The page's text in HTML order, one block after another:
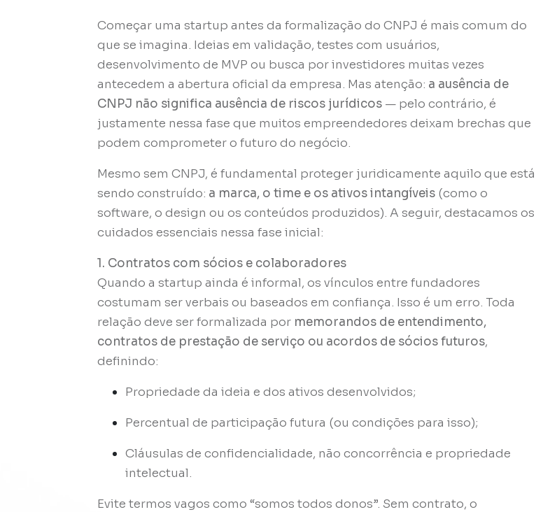
Começar uma startup antes da formalização do CNPJ é mais comum do
que se imagina. Ideias em validação, testes com usuários,
desenvolvimento de MVP ou busca por investidores muitas vezes
antecedem a abertura oficial da empresa. Mas atenção: a ausência de
CNPJ não significa ausência de riscos jurídicos — pelo contrário, é
justamente nessa fase que muitos empreendedores deixam brechas que
podem comprometer o futuro do negócio.
Mesmo sem CNPJ, é fundamental proteger juridicamente aquilo que está
sendo construído: a marca, o time e os ativos intangíveis (como o
software, o design ou os conteúdos produzidos). A seguir, destacamos os
cuidados essenciais nessa fase inicial:
1. Contratos com sócios e colaboradores
Quando a startup ainda é informal, os vínculos entre fundadores
costumam ser verbais ou baseados em confiança. Isso é um erro. Toda
relação deve ser formalizada por memorandos de entendimento,
contratos de prestação de serviço ou acordos de sócios futuros,
definindo:
Propriedade da ideia e dos ativos desenvolvidos;
Percentual de participação futura (ou condições para isso);
Cláusulas de confidencialidade, não concorrência e propriedade
intelectual.
Evite termos vagos como “somos todos donos”. Sem contrato, o